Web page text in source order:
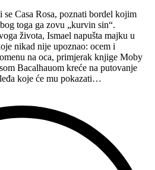
se Casa Rosa, poznati bordel kojim
toga ga zovu „kurvin sin“.
života, Ismael napušta majku u
nikad nije upoznao: ocem i
na oca, primjerak knjige Moby
Bacalhauom kreće na putovanje
koje će mu pokazati…